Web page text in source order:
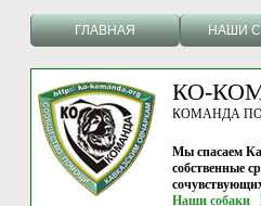
ГЛАВНАЯ НАШИ
КО-
КОМАНДА
Мы спасаем
собственные
Наши собаки